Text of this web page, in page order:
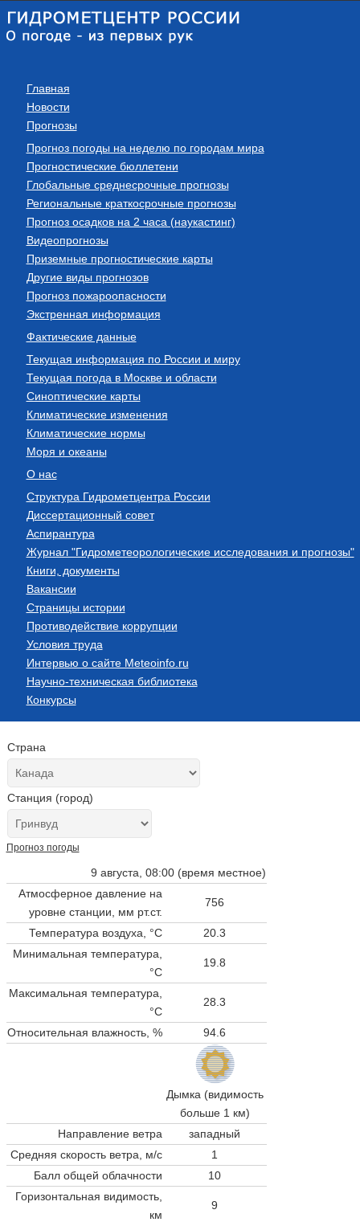
Главная
Новости
Прогнозы
Прогноз погоды на неделю по городам мира
Прогностические бюллетени
Глобальные среднесрочные прогнозы
Региональные краткосрочные прогнозы
Прогноз осадков на 2 часа (наукастинг)
Видеопрогнозы
Приземные прогностические карты
Другие виды прогнозов
Прогноз пожароопасности
Экстренная информация
Фактические данные
Текущая информация по России и миру
Текущая погода в Москве и области
Синоптические карты
Климатические изменения
Климатические нормы
Моря и океаны
О нас
Структура Гидрометцентра России
Диссертационный совет
Аспирантура
Журнал "Гидрометеорологические исследования и прогнозы"
Книги, документы
Вакансии
Страницы истории
Противодействие коррупции
Условия труда
Интервью о сайте Meteoinfo.ru
Научно-техническая библиотека
Конкурсы
Страна
Станция (город)
Прогноз погоды
9 августа, 08:00 (время местное)
Атмосферное давление на
уровне станции, мм рт.ст.
756
Температура воздуха, °C
20.3
Минимальная температура,
°C
19.8
Максимальная температура,
°C
28.3
Относительная влажность, % 94.6
Дымка (видимость
больше 1 км)
Направление ветра
западный
Средняя скорость ветра, м/с
1
Балл общей облачности
10
Горизонтальная видимость,
км
9